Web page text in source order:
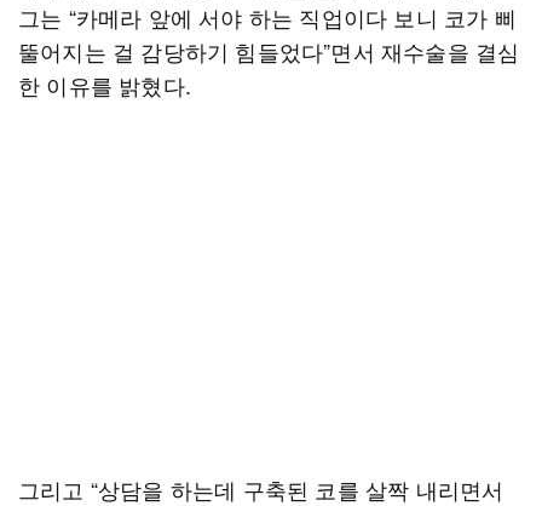
그는 “카메라 앞에 서야 하는 직업이다 보니 코가 삐
뚤어지는 걸 감당하기 힘들었다”면서 재수술을 결심
한 이유를 밝혔다.
그리고 “상담을 하는데 구축된 코를 살짝 내리면서